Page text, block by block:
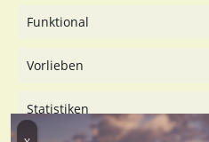
Funktional
Vorlieben
Statistiken